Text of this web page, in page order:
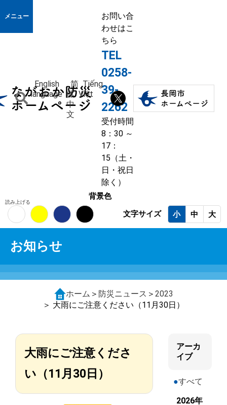
メニュー
お問い合
わせはこ
ちら
TEL
0258-
39-
2262
受付時間
8：30 ～
17：
15（土・
日・祝日
除く）
English
language
简
体
中
文
Tiếng
Việt
読み上げる
背景色
文字サイズ
小 中 大
お知らせ
ホーム ＞ 防災ニュース ＞ 2023
＞ 大雨にご注意ください（11月30日）
大雨にご注意くださ
い（11月30日）
アーカ
イブ
すべて
2026年